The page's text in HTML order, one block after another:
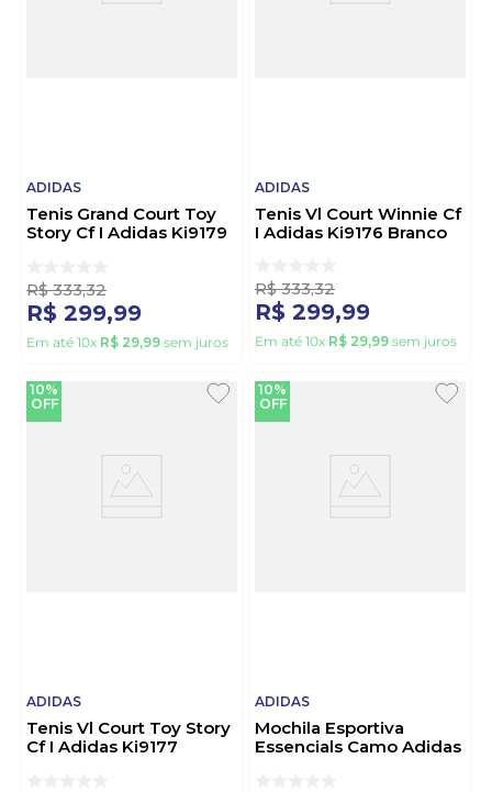
ADIDAS
Tenis Grand Court Toy
Story Cf I Adidas Ki9179
R$ 333,32
R$ 299,99
Em até 10x R$ 29,99 sem juros
ADIDAS
Tenis Vl Court Winnie Cf
I Adidas Ki9176 Branco
R$ 333,32
R$ 299,99
Em até 10x R$ 29,99 sem juros
10%
OFF
ADIDAS
Tenis Vl Court Toy Story
Cf I Adidas Ki9177
10%
OFF
ADIDAS
Mochila Esportiva
Essencials Camo Adidas